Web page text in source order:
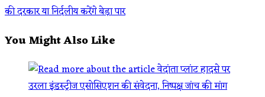
की दरकार या निर्दलीय करेंगे बेड़ा पार
You Might Also Like